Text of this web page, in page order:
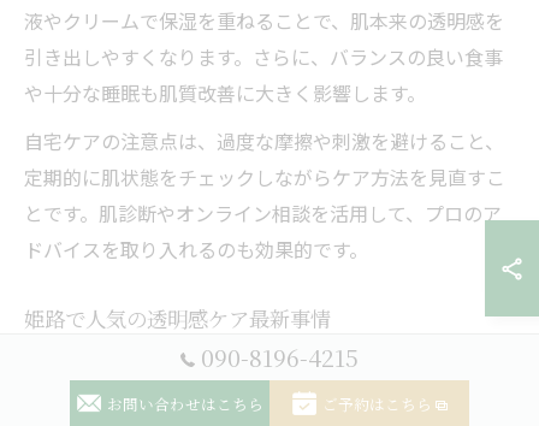
液やクリームで保湿を重ねることで、肌本来の透明感を
引き出しやすくなります。さらに、バランスの良い食事
や十分な睡眠も肌質改善に大きく影響します。
自宅ケアの注意点は、過度な摩擦や刺激を避けること、
定期的に肌状態をチェックしながらケア方法を見直すこ
とです。肌診断やオンライン相談を活用して、プロのア
ドバイスを取り入れるのも効果的です。
姫路で人気の透明感ケア最新事情
兵庫県姫路市では、肌質改善や美肌治療に特化したサロ
ンが増加し、最新の透明感ケアが注目されています。特
090-8196-4215
お問い合わせはこちら ご予約はこちら